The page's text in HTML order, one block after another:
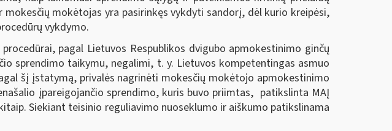
mokėtojas yra pasirinkęs vykdyti sandorį, dėl kurio kreipėsi,
vykdymo.
pagal Lietuvos Respublikos dvigubo apmokestinimo ginčų
sprendimo taikymu, negalimi, t. y. Lietuvos kompetentingas asmuo
šį įstatymą, privalės nagrinėti mokesčių mokėtojo apmokestinimo
įpareigojančio sprendimo, kuris buvo priimtas, patikslinta MAĮ
Siekiant teisinio reguliavimo nuoseklumo ir aiškumo patikslinama